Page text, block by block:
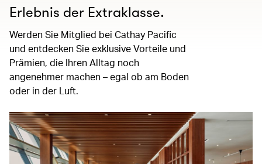
Erlebnis der Extraklasse.
Werden Sie Mitglied bei Cathay Pacific
und entdecken Sie exklusive Vorteile und
Prämien, die Ihren Alltag noch
angenehmer machen – egal ob am Boden
oder in der Luft.